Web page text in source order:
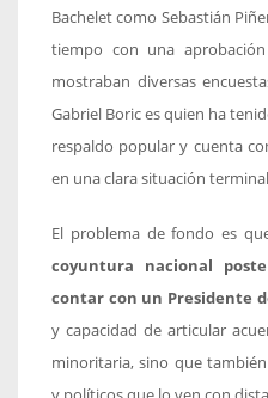
Bachelet como Sebastián
tiempo con una
mostraban diversas
Gabriel Boric es quien ha
respaldo popular y cuenta
en una clara situación
El problema de fondo es
coyuntura nacional
contar con un Presidente
y capacidad de articular
minoritaria, sino que